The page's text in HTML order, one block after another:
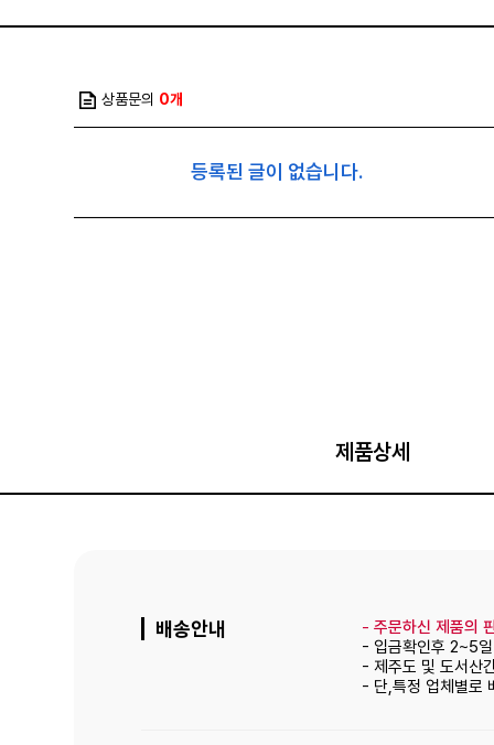
상품문의 0개
등록된 글이 없습니다.
제품상세
배송안내 - 주문하신 제품의
- 입금확인후 2~5
- 제주도 및 도서산
- 단,특정 업체별로